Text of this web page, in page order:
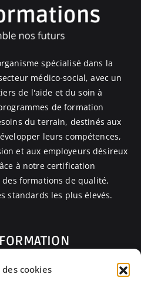
cookies
spécialisé dans la
médico-social, avec un
de l'aide et du soin à
de formation
du terrain, destinés aux
leurs compétences,
et aux employeurs désireux
à notre certification
formations de qualité,
standards les plus élevés.